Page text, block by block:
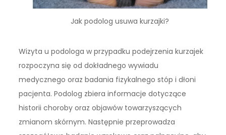
Jak podolog usuwa kurzajki?
Wizyta u podologa w przypadku podejrzenia kurzajek
rozpoczyna się od dokładnego wywiadu
medycznego oraz badania fizykalnego stóp i dłoni
pacjenta. Podolog zbiera informacje dotyczące
historii choroby oraz objawów towarzyszących
zmianom skórnym. Następnie przeprowadza